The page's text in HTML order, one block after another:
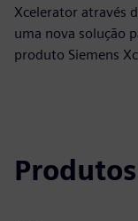
Xcelerator através
uma nova solução
produto Siemens